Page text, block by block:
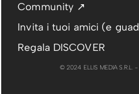
Community ↗
Invita i tuoi amici (e
Regala DISCOVER
© 2024 ELLIS MEDIA S.R.L.